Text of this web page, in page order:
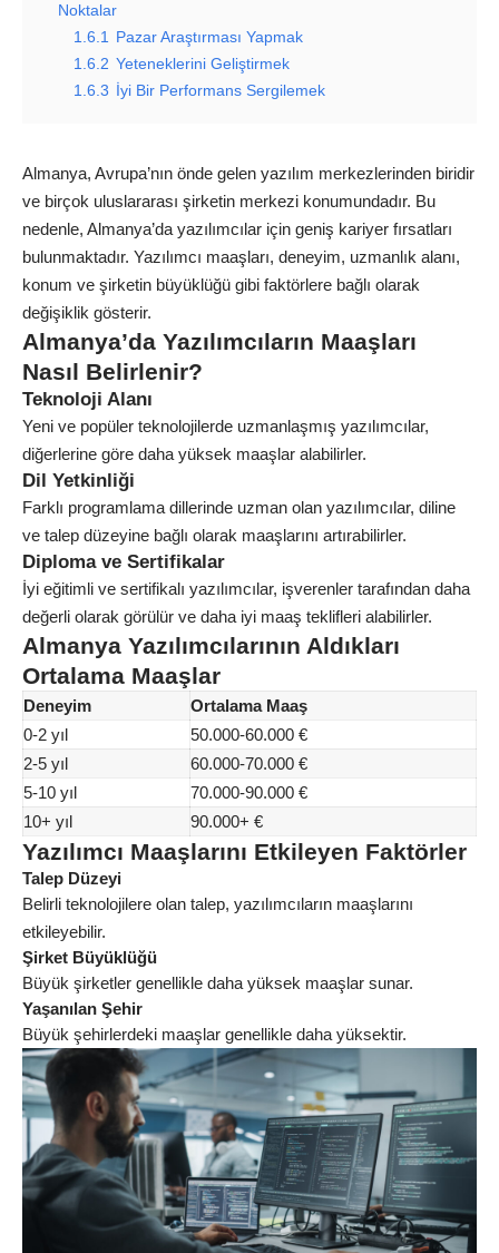
Noktalar
1.6.1
Pazar Araştırması Yapmak
1.6.2 Yeteneklerini Geliştirmek
1.6.3 İyi Bir Performans Sergilemek
Almanya, Avrupa’nın önde gelen yazılım merkezlerinden biridir
ve birçok uluslararası şirketin merkezi konumundadır. Bu
nedenle, Almanya’da yazılımcılar için geniş kariyer fırsatları
bulunmaktadır. Yazılımcı maaşları, deneyim, uzmanlık alanı,
konum ve şirketin büyüklüğü gibi faktörlere bağlı olarak
değişiklik gösterir.
Almanya’da Yazılımcıların Maaşları
Nasıl Belirlenir?
Teknoloji Alanı
Yeni ve popüler teknolojilerde uzmanlaşmış yazılımcılar,
diğerlerine göre daha yüksek maaşlar alabilirler.
Dil Yetkinliği
Farklı programlama dillerinde uzman olan yazılımcılar, diline
ve talep düzeyine bağlı olarak maaşlarını artırabilirler.
Diploma ve Sertifikalar
İyi eğitimli ve sertifikalı yazılımcılar, işverenler tarafından daha
değerli olarak görülür ve daha iyi maaş teklifleri alabilirler.
Almanya Yazılımcılarının Aldıkları
Ortalama Maaşlar
Deneyim
Ortalama Maaş
0-2 yıl
50.000-60.000 €
2-5 yıl
60.000-70.000 €
5-10 yıl
70.000-90.000 €
10+ yıl
90.000+ €
Yazılımcı Maaşlarını Etkileyen Faktörler
Talep Düzeyi
Belirli teknolojilere olan talep, yazılımcıların maaşlarını
etkileyebilir.
Şirket Büyüklüğü
Büyük şirketler genellikle daha yüksek maaşlar sunar.
Yaşanılan Şehir
Büyük şehirlerdeki maaşlar genellikle daha yüksektir.